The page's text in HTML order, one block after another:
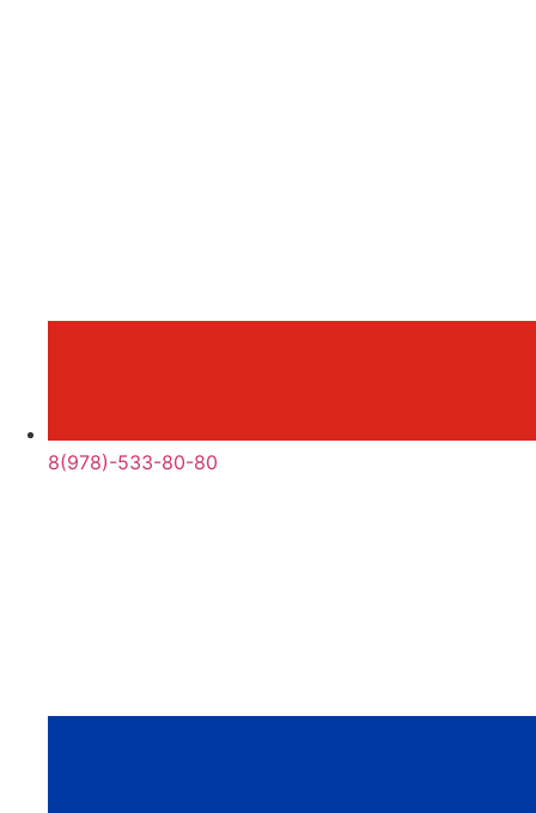
8(978)-533-80-80